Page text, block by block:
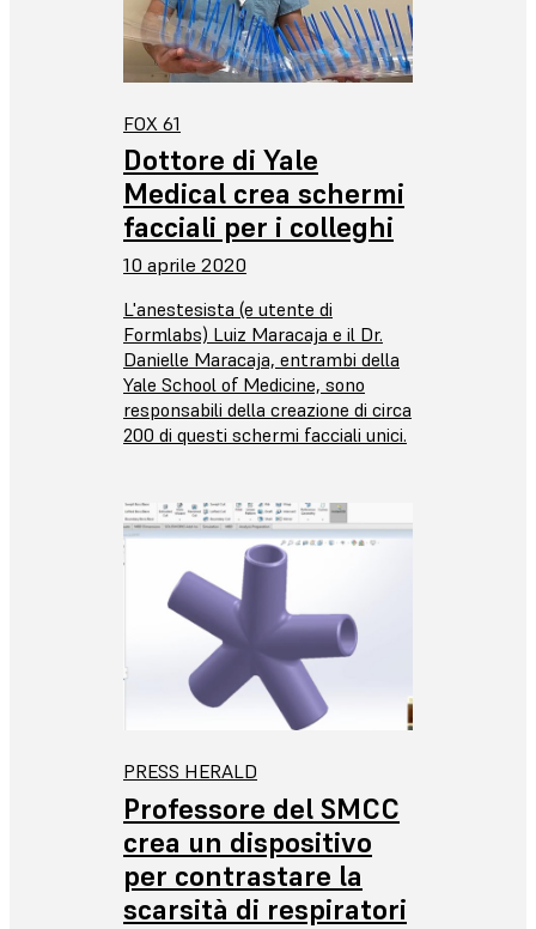
FOX 61
Dottore di Yale
Medical crea schermi
facciali per i colleghi
10 aprile 2020
L'anestesista (e utente di
Formlabs) Luiz Maracaja e il Dr.
Danielle Maracaja, entrambi della
Yale School of Medicine, sono
responsabili della creazione di circa
200 di questi schermi facciali unici.
PRESS HERALD
Professore del SMCC
crea un dispositivo
per contrastare la
scarsità di respiratori